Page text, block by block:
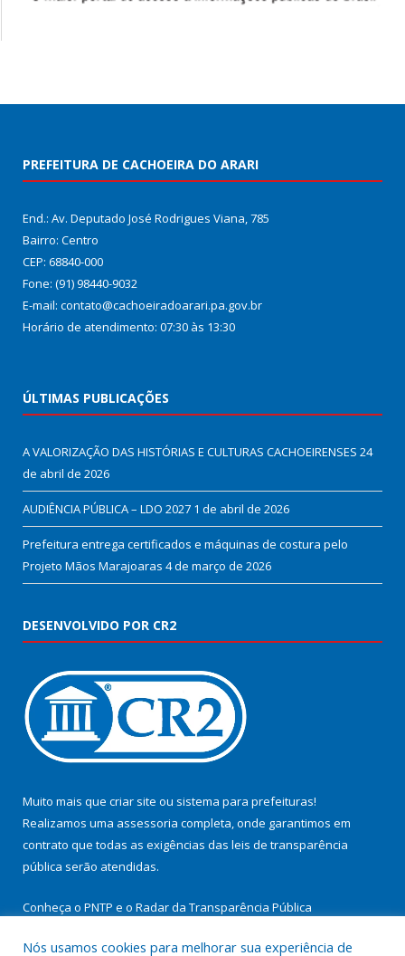
PREFEITURA DE CACHOEIRA DO ARARI
End.: Av. Deputado José Rodrigues Viana, 785
Bairro: Centro
CEP: 68840-000
Fone: (91) 98440-9032
E-mail: contato@cachoeiradoarari.pa.gov.br
Horário de atendimento: 07:30 às 13:30
ÚLTIMAS PUBLICAÇÕES
A VALORIZAÇÃO DAS HISTÓRIAS E CULTURAS CACHOEIRENSES 24
de abril de 2026
AUDIÊNCIA PÚBLICA – LDO 2027 1 de abril de 2026
Prefeitura entrega certificados e máquinas de costura pelo
Projeto Mãos Marajoaras 4 de março de 2026
DESENVOLVIDO POR CR2
Muito mais que criar site ou sistema para prefeituras!
Realizamos uma assessoria completa, onde garantimos em
contrato que todas as exigências das leis de transparência
pública serão atendidas.
Conheça o PNTP e o Radar da Transparência Pública
Nós usamos cookies para melhorar sua experiência de